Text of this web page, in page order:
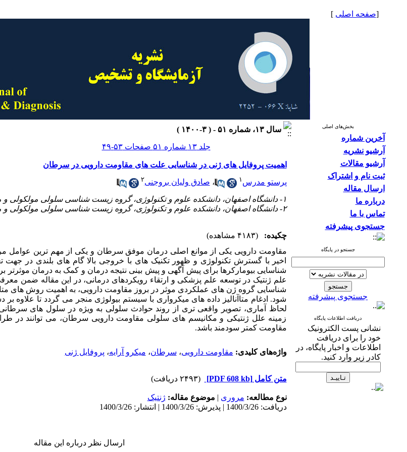
[صفحه اصلی ]
بخش‌های اصلی
آخرین شماره
آرشیو نشریه
آرشیو مقالات
ثبت نام و اشتراک
ارسال مقاله
درباره ما
تماس با ما
جستجوی پیشرفته
جستجو در پایگاه
جستجوی پیشرفته
دریافت اطلاعات پایگاه
نشانی پست الکترونیک
خود را برای دریافت
اطلاعات و اخبار پایگاه، در
کادر زیر وارد کنید.
سال ۱۳، شماره ۵۱ - ( ۳-۱۴۰۰ )
جلد ۱۳ شماره ۵۱ صفحات ۵۳-۴۹
اهمیت پروفایل های ژنی در شناسایی علت های مقاومت دارویی در سرطان
پرستو مدرس ۱ ، صادق ولیان بروجنی۲
۱- دانشگاه اصفهان، دانشکده علوم و تکنولوژی، گروه زیست شناسی سلولی مولکولی و میکروبیولوژی، بخش ژنتیک
۲- دانشگاه اصفهان، دانشکده علوم و تکنولوژی، گروه زیست شناسی سلولی مولکولی و میکروبیولوژی، بخش ژنتیک
چکیده:
(۴۱۸۳ مشاهده)
مقاومت دارویی یکی از موانع اصلی درمان موفق سرطان و یکی از مهم ترین عوامل
اخیر با گسترش تکنولوژی و ظهور تکنیک های با خروجی بالا گام های بلندی در جهت
شناسایی بیومارکرها برای پیش آگهی و پیش بینی نتیجه درمان و کمک به درمان موثرتر
علم ژنتیک در توسعه علم پزشکی و ارتقاء رویکردهای درمانی، در این مقاله ضمن
شناسایی گروه ژن­ های عملکردی موثر در بروز مقاومت دارویی، به اهمیت روش­ های
­شود. ادغام متاآنالیز داده­ های میکرواری با سیستم­ بیولوژی منجر می ­گردد تا علاوه بر
لحاظ آماری، تصویر واقعی تری از روند حوادث سلولی به ویژه در سلول های
زمینه علل ژنتیکی و مکانیسم ­های سلولی مقاومت دارویی سرطان، می توانند در
مقاومت کمتر سودمند باشد.
واژه‌های کلیدی: مقاومت دارویی، سرطان، میکرو آرایه، پروفایل ژنی
متن کامل[PDF 608 kb] (۲۴۹۳ دریافت)
نوع مطالعه: مروری | موضوع مقاله: ژنتیک
دریافت: 1400/3/26 | پذیرش: 1400/3/26 | انتشار: 1400/3/26
ارسال نظر درباره این مقاله